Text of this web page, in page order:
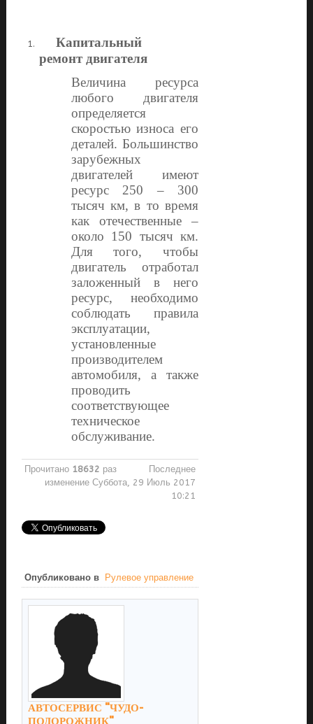
Капитальный
ремонт двигателя
Величина ресурса
любого двигателя
определяется
скоростью износа его
деталей. Большинство
зарубежных
двигателей имеют
ресурс 250 – 300
тысяч км, в то время
как отечественные –
около 150 тысяч км.
Для того, чтобы
двигатель отработал
заложенный в него
ресурс, необходимо
соблюдать правила
эксплуатации,
установленные
производителем
автомобиля, а также
проводить
соответствующее
техническое
обслуживание.
Прочитано 18632 раз
Последнее
изменение Суббота, 29 Июль 2017
10:21
Опубликовано в Рулевое управление
АВТОСЕРВИС "ЧУДО-
ПОДОРОЖНИК"